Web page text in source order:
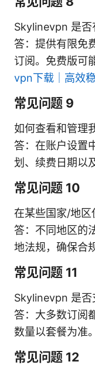
Skylinevpn 是否
答：提供有限免
订阅。免费版可
vpn下载｜高效
常见问题 9
如何查看和管理
答：在账户设置
划、续费日期以
常见问题 10
在某些国家/地区
答：不同地区的
地法规，确保合
常见问题 11
Skylinevpn 是否
答：大多数订阅
数量以套餐为准。
常见问题 12